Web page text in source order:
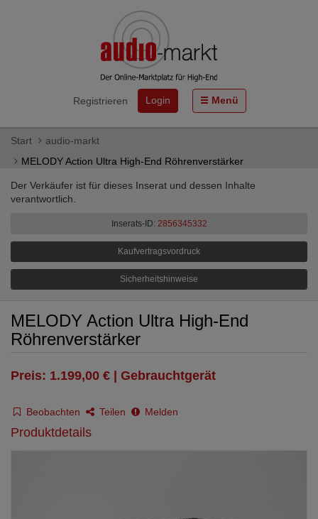
Registrieren Login Menü
Start
audio-markt
MELODY Action Ultra High-End Röhrenverstärker
Der Verkäufer ist für dieses Inserat und dessen Inhalte
verantwortlich.
Inserats-ID: 2856345332
Kaufvertragsvordruck
Sicherheitshinweise
MELODY Action Ultra High-End
Röhrenverstärker
Preis: 1.199,00 € | Gebrauchtgerät
Beobachten Teilen Melden
Produktdetails